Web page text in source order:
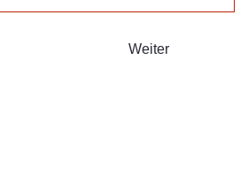
Weiter